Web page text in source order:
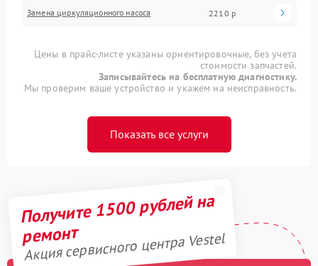
Замена циркуляционного насоса 2210 р
Цены в прайс-листе указаны ориентировочные, без учета
стоимости запчастей.
Записывайтесь на бесплатную диагностику.
Мы проверим ваше устройство и укажем на неисправность.
Показать все услуги
Получите 1500 рублей на
ремонт
Акция сервисного центра Vestel